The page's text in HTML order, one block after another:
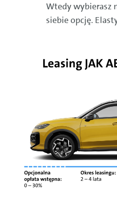
Wtedy wybierasz
siebie opcję.